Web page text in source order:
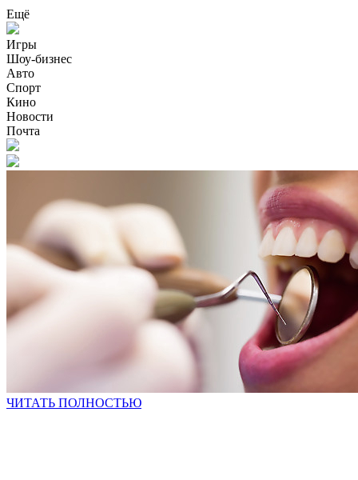
Ещё
Игры
Шоу-бизнес
Авто
Спорт
Кино
Новости
Почта
ЧИТАТЬ ПОЛНОСТЬЮ